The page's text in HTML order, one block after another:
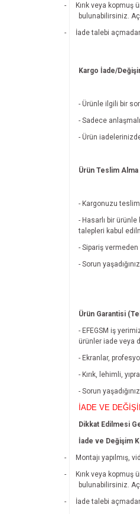
-
Kırık veya
bulunabilirsiniz.
-
İade talebi
Kargo İade/
- Ürünle ilgili bir
- Sadece
- Ürün
Ürün Teslim
- Kargonuzu teslim
- Hasarlı bir
talepleri kabul
- Sipariş
- Sorun
Ürün Garantisi
- EFEGSM iş
ürünler iade veya
- Ekranlar,
- Kırık, lehimli,
- Sorun
İADE VE
Dikkat Edilmesi
İade ve Değişim
-
Montajı yapılmış,
-
Kırık veya
bulunabilirsiniz.
-
İade talebi